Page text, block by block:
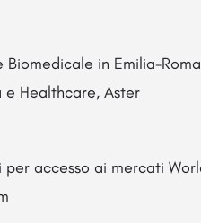
in Emilia-
Healthcare, Aster
accesso ai mercati